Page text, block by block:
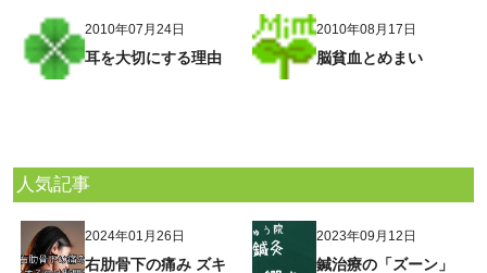
2010年07月24日
耳を大切にする理由
2010年08月17日
脳貧血とめまい
人気記事
2024年01月26日
右肋骨下の痛み ズキ
2023年09月12日
鍼治療の「ズーン」